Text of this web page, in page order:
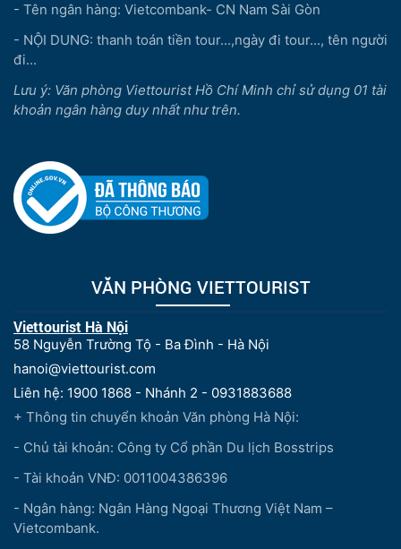
- Tên ngân hàng: Vietcombank- CN Nam Sài Gòn
- NỘI DUNG: thanh toán tiền tour...,ngày đi tour..., tên người
đi...
Lưu ý: Văn phòng Viettourist Hồ Chí Minh chỉ sử dụng 01 tài
khoản ngân hàng duy nhất như trên.
VĂN PHÒNG VIETTOURIST
Viettourist Hà Nội
58 Nguyễn Trường Tộ - Ba Đình - Hà Nội
hanoi@viettourist.com
Liên hệ: 1900 1868 - Nhánh 2 - 0931883688
+ Thông tin chuyển khoản Văn phòng Hà Nội:
- Chủ tài khoản: Công ty Cổ phần Du lịch Bosstrips
- Tài khoản VNĐ: 0011004386396
- Ngân hàng: Ngân Hàng Ngoại Thương Việt Nam –
Vietcombank.